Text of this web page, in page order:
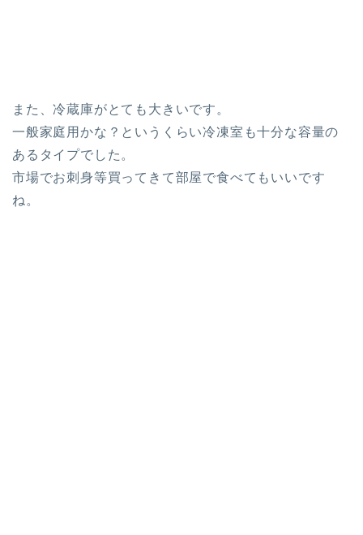
また、冷蔵庫がとても大きいです。
一般家庭用かな？というくらい冷凍室も十分な容量の
あるタイプでした。
市場でお刺身等買ってきて部屋で食べてもいいです
ね。